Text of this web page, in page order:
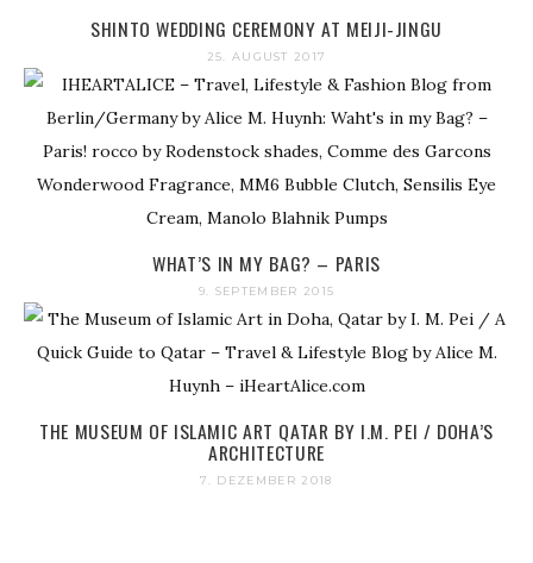
SHINTO WEDDING CEREMONY AT MEIJI-JINGU
25. AUGUST 2017
WHAT’S IN MY BAG? – PARIS
9. SEPTEMBER 2015
THE MUSEUM OF ISLAMIC ART QATAR BY I.M. PEI / DOHA’S
ARCHITECTURE
7. DEZEMBER 2018